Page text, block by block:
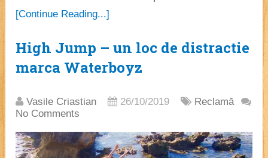
[Continue Reading...]
High Jump – un loc de distractie
marca Waterboyz
Vasile Criastian 26/10/2019
Reclamă
No Comments